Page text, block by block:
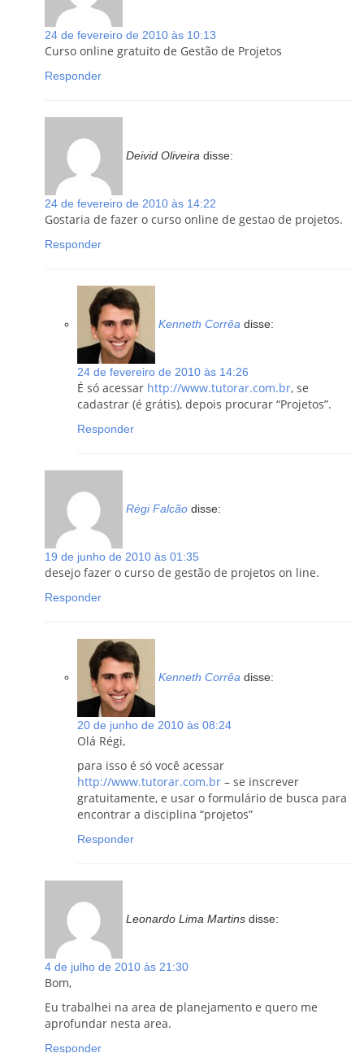
24 de fevereiro de 2010 às 10:13
Curso online gratuito de Gestão de Projetos
Responder
Deivid Oliveira disse:
24 de fevereiro de 2010 às 14:22
Gostaria de fazer o curso online de gestao de projetos.
Responder
Kenneth Corrêa disse:
24 de fevereiro de 2010 às 14:26
É só acessar http://www.tutorar.com.br, se
cadastrar (é grátis), depois procurar “Projetos”.
Responder
Régi Falcão disse:
19 de junho de 2010 às 01:35
desejo fazer o curso de gestão de projetos on line.
Responder
Kenneth Corrêa disse:
20 de junho de 2010 às 08:24
Olá Régi,
para isso é só você acessar
http://www.tutorar.com.br – se inscrever
gratuitamente, e usar o formulário de busca para
encontrar a disciplina “projetos”
Responder
Leonardo Lima Martins disse:
4 de julho de 2010 às 21:30
Bom,
Eu trabalhei na area de planejamento e quero me
aprofundar nesta area.
Responder